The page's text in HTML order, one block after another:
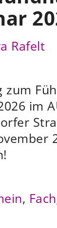
Rafelt
zum
im
,